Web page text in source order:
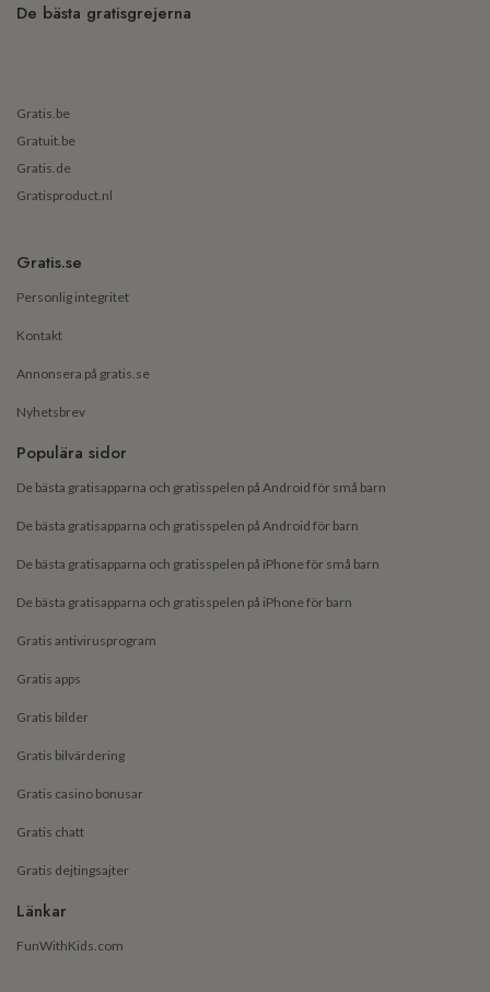
De bästa gratisgrejerna
Gratis.be
Gratuit.be
Gratis.de
Gratisproduct.nl
Gratis.se
Personlig integritet
Kontakt
Annonsera på gratis.se
Nyhetsbrev
Populära sidor
De bästa gratisapparna och gratisspelen på Android för små barn
De bästa gratisapparna och gratisspelen på Android för barn
De bästa gratisapparna och gratisspelen på iPhone för små barn
De bästa gratisapparna och gratisspelen på iPhone för barn
Gratis antivirusprogram
Gratis apps
Gratis bilder
Gratis bilvärdering
Gratis casino bonusar
Gratis chatt
Gratis dejtingsajter
Länkar
FunWithKids.com